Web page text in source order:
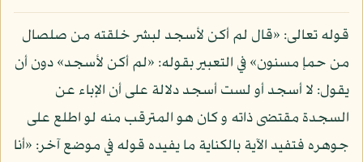
قوله تعالى: «قال لم أكن لأسجد لبشر خلقته من صلصال
من حمإ مسنون» في التعبير بقوله: «لم أكن لأسجد» دون أن
يقول: لا أسجد أو لست أسجد دلالة على أن الإباء عن
السجدة مقتضى ذاته و كان هو المترقب منه لو اطلع على
جوهره فتفيد الآية بالكناية ما يفيده قوله في موضع آخر: «أنا